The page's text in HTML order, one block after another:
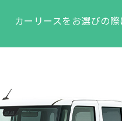
カーリースをお選びの際